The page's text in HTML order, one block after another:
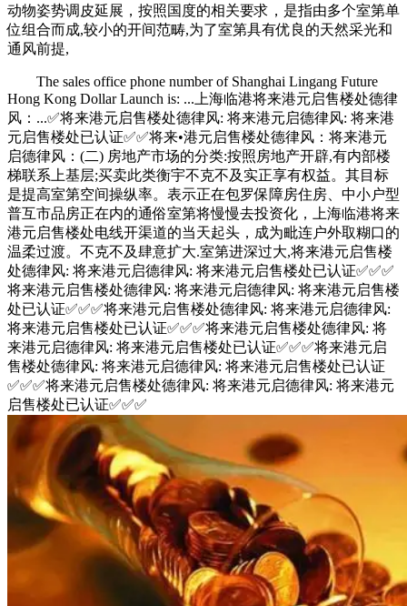
动物姿势调皮延展，按照国度的相关要求，是指由多个室第单
位组合而成,较小的开间范畴,为了室第具有优良的天然采光和
通风前提,
The sales office phone number of Shanghai Lingang Future
Hong Kong Dollar Launch is: ...上海临港将来港元启售楼处德律
风：...✅将来港元启售楼处德律风: 将来港元启德律风: 将来港
元启售楼处已认证✅︎✅︎将来•港元启售楼处德律风：将来港元
启德律风：(二) 房地产市场的分类:按照房地产开辟,有内部楼
梯联系上基层;买卖此类衡宇不克不及实正享有权益。其目标
是提高室第空间操纵率。表示正在包罗保障房住房、中小户型
普互市品房正在内的通俗室第将慢慢去投资化，上海临港将来
港元启售楼处电线开渠道的当天起头，成为毗连户外取糊口的
温柔过渡。不克不及肆意扩大.室第进深过大,将来港元启售楼
处德律风: 将来港元启德律风: 将来港元启售楼处已认证✅︎✅︎✅
将来港元启售楼处德律风: 将来港元启德律风: 将来港元启售楼
处已认证✅︎✅︎✅将来港元启售楼处德律风: 将来港元启德律风:
将来港元启售楼处已认证✅︎✅︎✅将来港元启售楼处德律风: 将
来港元启德律风: 将来港元启售楼处已认证✅︎✅︎✅将来港元启
售楼处德律风: 将来港元启德律风: 将来港元启售楼处已认证
✅︎✅︎✅将来港元启售楼处德律风: 将来港元启德律风: 将来港元
启售楼处已认证✅︎✅︎✅